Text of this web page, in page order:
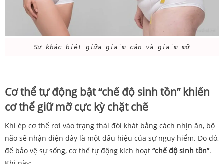
Sự khác biệt giữa giảm cân và giảm mỡ
Cơ thể tự động bật “chế độ sinh tồn” khiến
cơ thể giữ mỡ cực kỳ chặt chẽ
Khi ép cơ thể rơi vào trạng thái đói khát bằng cách nhịn ăn, bộ
não sẽ nhận diện đây là một dấu hiệu của sự nguy hiểm. Do đó,
để bảo vệ sự sống, cơ thể tự động kích hoạt “chế độ sinh tồn”.